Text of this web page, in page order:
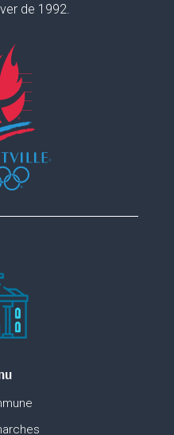
de 1992.